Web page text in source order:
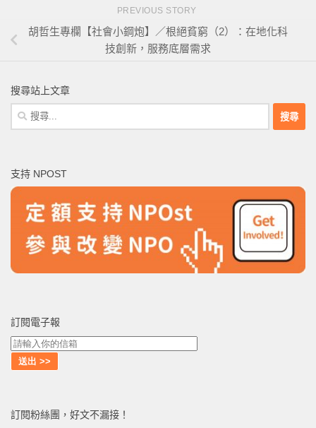
PREVIOUS STORY
胡哲生專欄【社會小鋼炮】／根絕貧窮（2）：在地化科
技創新，服務底層需求
搜尋站上文章
搜
尋
字:
支持 NPOST
訂閱電子報
訂閱粉絲團，好文不漏接！